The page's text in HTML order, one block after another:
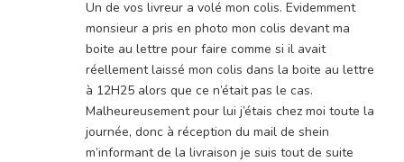
Un de vos livreur a volé mon colis. Evidemment
monsieur a pris en photo mon colis devant ma
boite au lettre pour faire comme si il avait
réellement laissé mon colis dans la boite au lettre
à 12H25 alors que ce n’était pas le cas.
Malheureusement pour lui j’étais chez moi toute la
journée, donc à réception du mail de shein
m’informant de la livraison je suis tout de suite